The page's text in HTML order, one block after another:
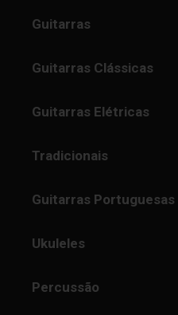
Guitarras
Guitarras Clássicas
Guitarras Elétricas
Tradicionais
Guitarras Portuguesas
Ukuleles
Percussão